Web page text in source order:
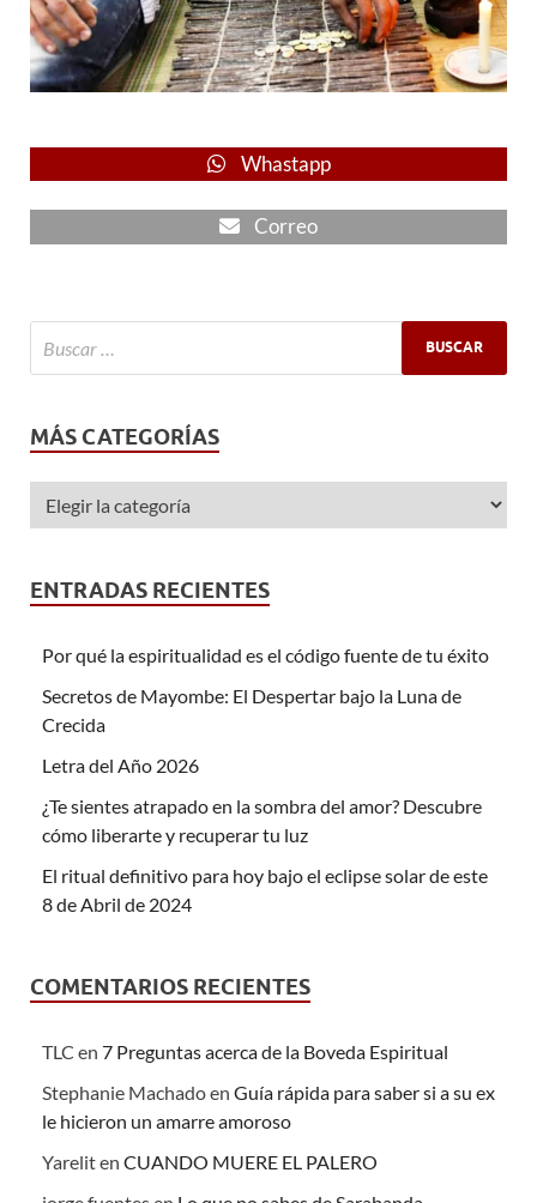
Whastapp
Correo
MÁS CATEGORÍAS
ENTRADAS RECIENTES
Por qué la espiritualidad es el código fuente de tu éxito
Secretos de Mayombe: El Despertar bajo la Luna de
Crecida
Letra del Año 2026
¿Te sientes atrapado en la sombra del amor? Descubre
cómo liberarte y recuperar tu luz
El ritual definitivo para hoy bajo el eclipse solar de este
8 de Abril de 2024
COMENTARIOS RECIENTES
TLC en 7 Preguntas acerca de la Boveda Espiritual
Stephanie Machadoen Guía rápida para saber si a su ex
le hicieron un amarre amoroso
Yareliten CUANDO MUERE EL PALERO